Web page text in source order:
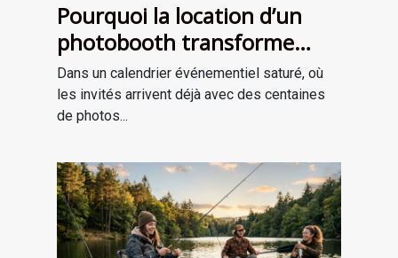
Pourquoi la location d’un
photobooth transforme
l’ambiance de votre
événement
Dans un calendrier événementiel saturé, où
les invités arrivent déjà avec des centaines
de photos...